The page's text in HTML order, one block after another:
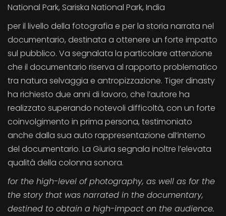
National Park, Sariska National Park, India
per il livello della fotografia e per la storia narrata nel
documentario, destinata a ottenere un forte impatto
sul pubblico. Va segnalata la particolare attenzione
che il documentario riserva al rapporto problematico
tra natura selvaggia e antropizzazione. Tiger dinasty
ha richiesto due anni di lavoro, che l’autore ha
realizzato superando notevoli difficoltà, con un forte
coinvolgimento in prima persona, testimoniato
anche dalla sua auto rappresentazione all’interno
del documentario. La Giuria segnala inoltre l’elevata
qualità della colonna sonora.
for the high-level of photography, as well as for the
the story that was narrated in the documentary,
destined to obtain a high-impact on the audience.